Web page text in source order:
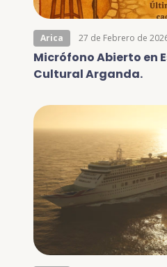
Arica 27 de Febrero de
Micrófono Abierto en
Cultural Arganda.